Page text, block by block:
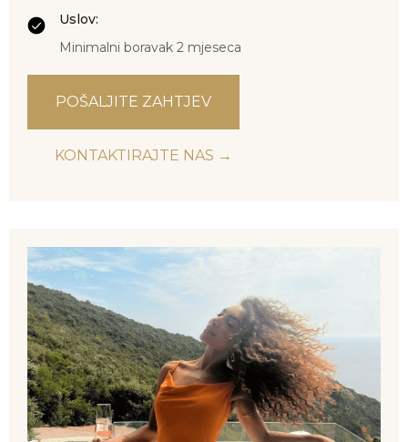
Uslov:
Minimalni boravak 2 mjeseca
POŠALJITE ZAHTJEV
KONTAKTIRAJTE NAS →
Radujemo se što ćemo vam poželjeti
Odeljenje za rezervacije
KONTAKTIRAJTE NAS
sales@capemontenegro.com
+ 382 68 386 227
+ 382 68 441 392
+ 382 68 630 523